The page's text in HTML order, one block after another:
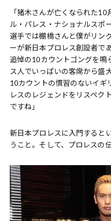
「猪木さんが亡くなられた
ル・パレス・ナショナルスポ
選手では棚橋さんと僕がリン
ーが新日本プロレス創設者で
追悼の10カウントゴングを鳴
ス人でいっぱいの客席から盛
10カウントの慣習のないイギ
レスのレジェンドをリスペク
ですね」
新日本プロレスに入門すると
うこと。そして、プロレスの